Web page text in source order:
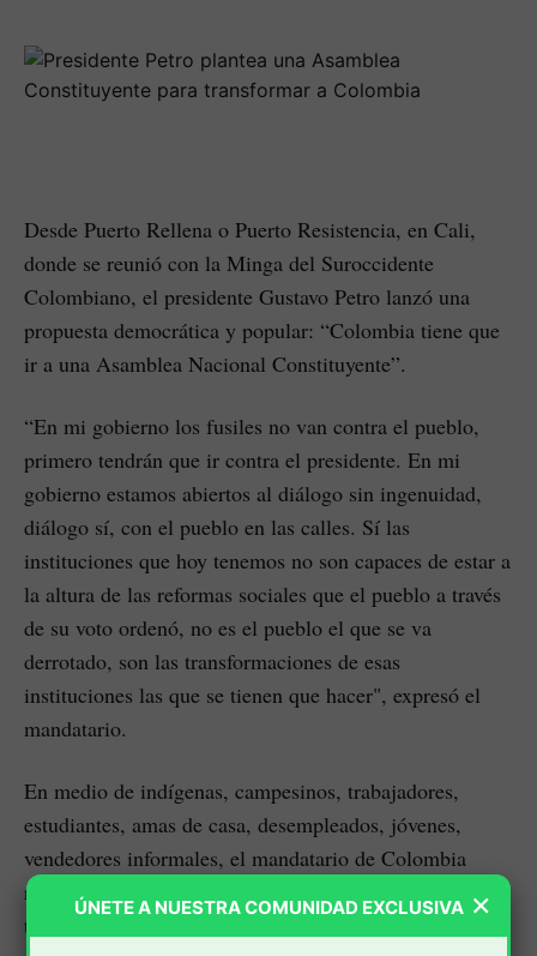
Desde Puerto Rellena o Puerto Resistencia, en Cali,
donde se reunió con la Minga del Suroccidente
Colombiano, el presidente Gustavo Petro lanzó una
propuesta democrática y popular: “Colombia tiene que
ir a una Asamblea Nacional Constituyente”.
“En mi gobierno los fusiles no van contra el pueblo,
primero tendrán que ir contra el presidente. En mi
gobierno estamos abiertos al diálogo sin ingenuidad,
diálogo sí, con el pueblo en las calles. Sí las
instituciones que hoy tenemos no son capaces de estar a
la altura de las reformas sociales que el pueblo a través
de su voto ordenó, no es el pueblo el que se va
derrotado, son las transformaciones de esas
instituciones las que se tienen que hacer", expresó el
mandatario.
En medio de indígenas, campesinos, trabajadores,
estudiantes, amas de casa, desempleados, jóvenes,
vendedores informales, el mandatario de Colombia
ratificó que Puerto Resistencia es la cuna de la
tranformación de Colombia.
×
ÚNETE A NUESTRA COMUNIDAD EXCLUSIVA